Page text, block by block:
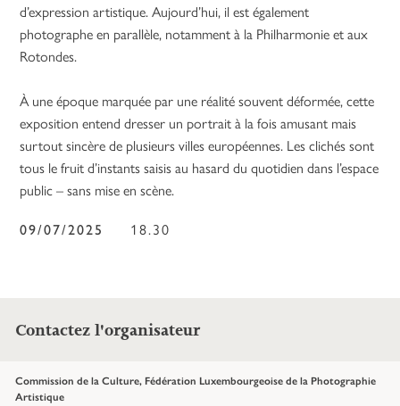
d’expression artistique. Aujourd’hui, il est également
photographe en parallèle, notamment à la Philharmonie et aux
Rotondes.
À une époque marquée par une réalité souvent déformée, cette
exposition entend dresser un portrait à la fois amusant mais
surtout sincère de plusieurs villes européennes. Les clichés sont
tous le fruit d’instants saisis au hasard du quotidien dans l’espace
public – sans mise en scène.
09/07/2025
18.30
Contactez l'organisateur
Commission de la Culture, Fédération Luxembourgeoise de la Photographie
Artistique